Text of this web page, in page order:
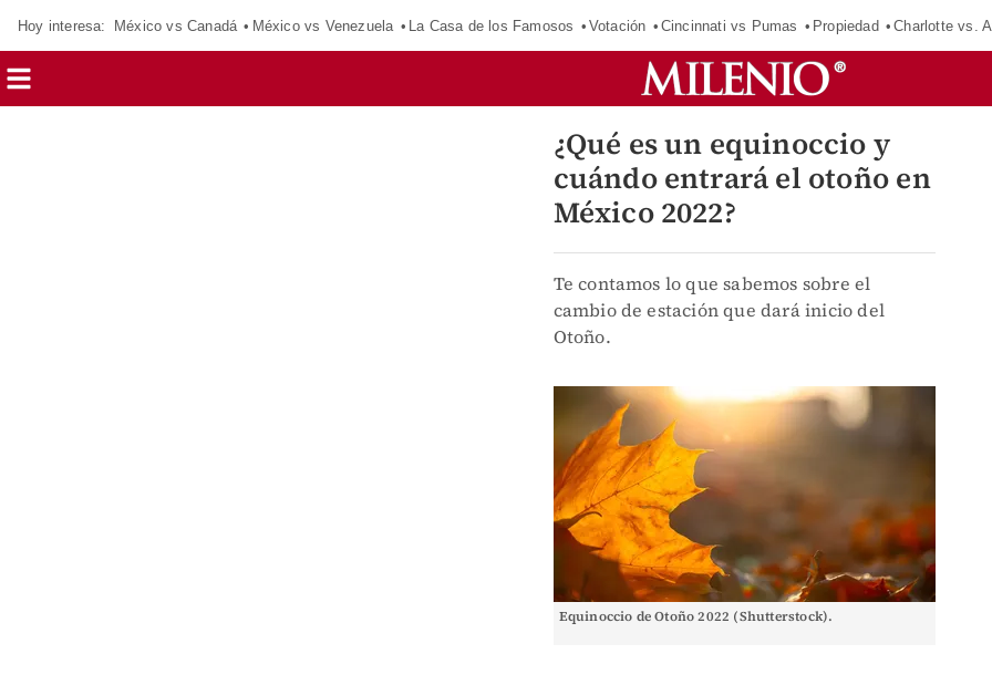
Hoy interesa: México vs Canadá México vs Venezuela La Casa de los Famosos Votación Cincinnati vs Pumas Propiedad Charlotte vs.
¿Qué es un equinoccio y
cuándo entrará el otoño en
México 2022?
Te contamos lo que sabemos sobre el
cambio de estación que dará inicio del
Otoño.
Equinoccio de Otoño 2022 (Shutterstock).